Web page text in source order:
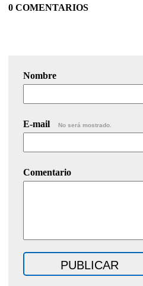
0 COMENTARIOS
Nombre
E-mail No será mostrado.
Comentario